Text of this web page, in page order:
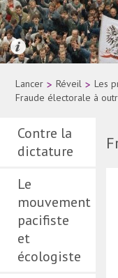
Lancer > Réveil > Les
Fraude électorale à
Contre la
dictature
Le
mouvement
pacifiste
et
écologiste